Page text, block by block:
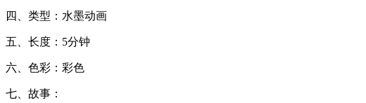
四、类型：水墨动画
五、长度：5分钟
六、色彩：彩色
七、故事：